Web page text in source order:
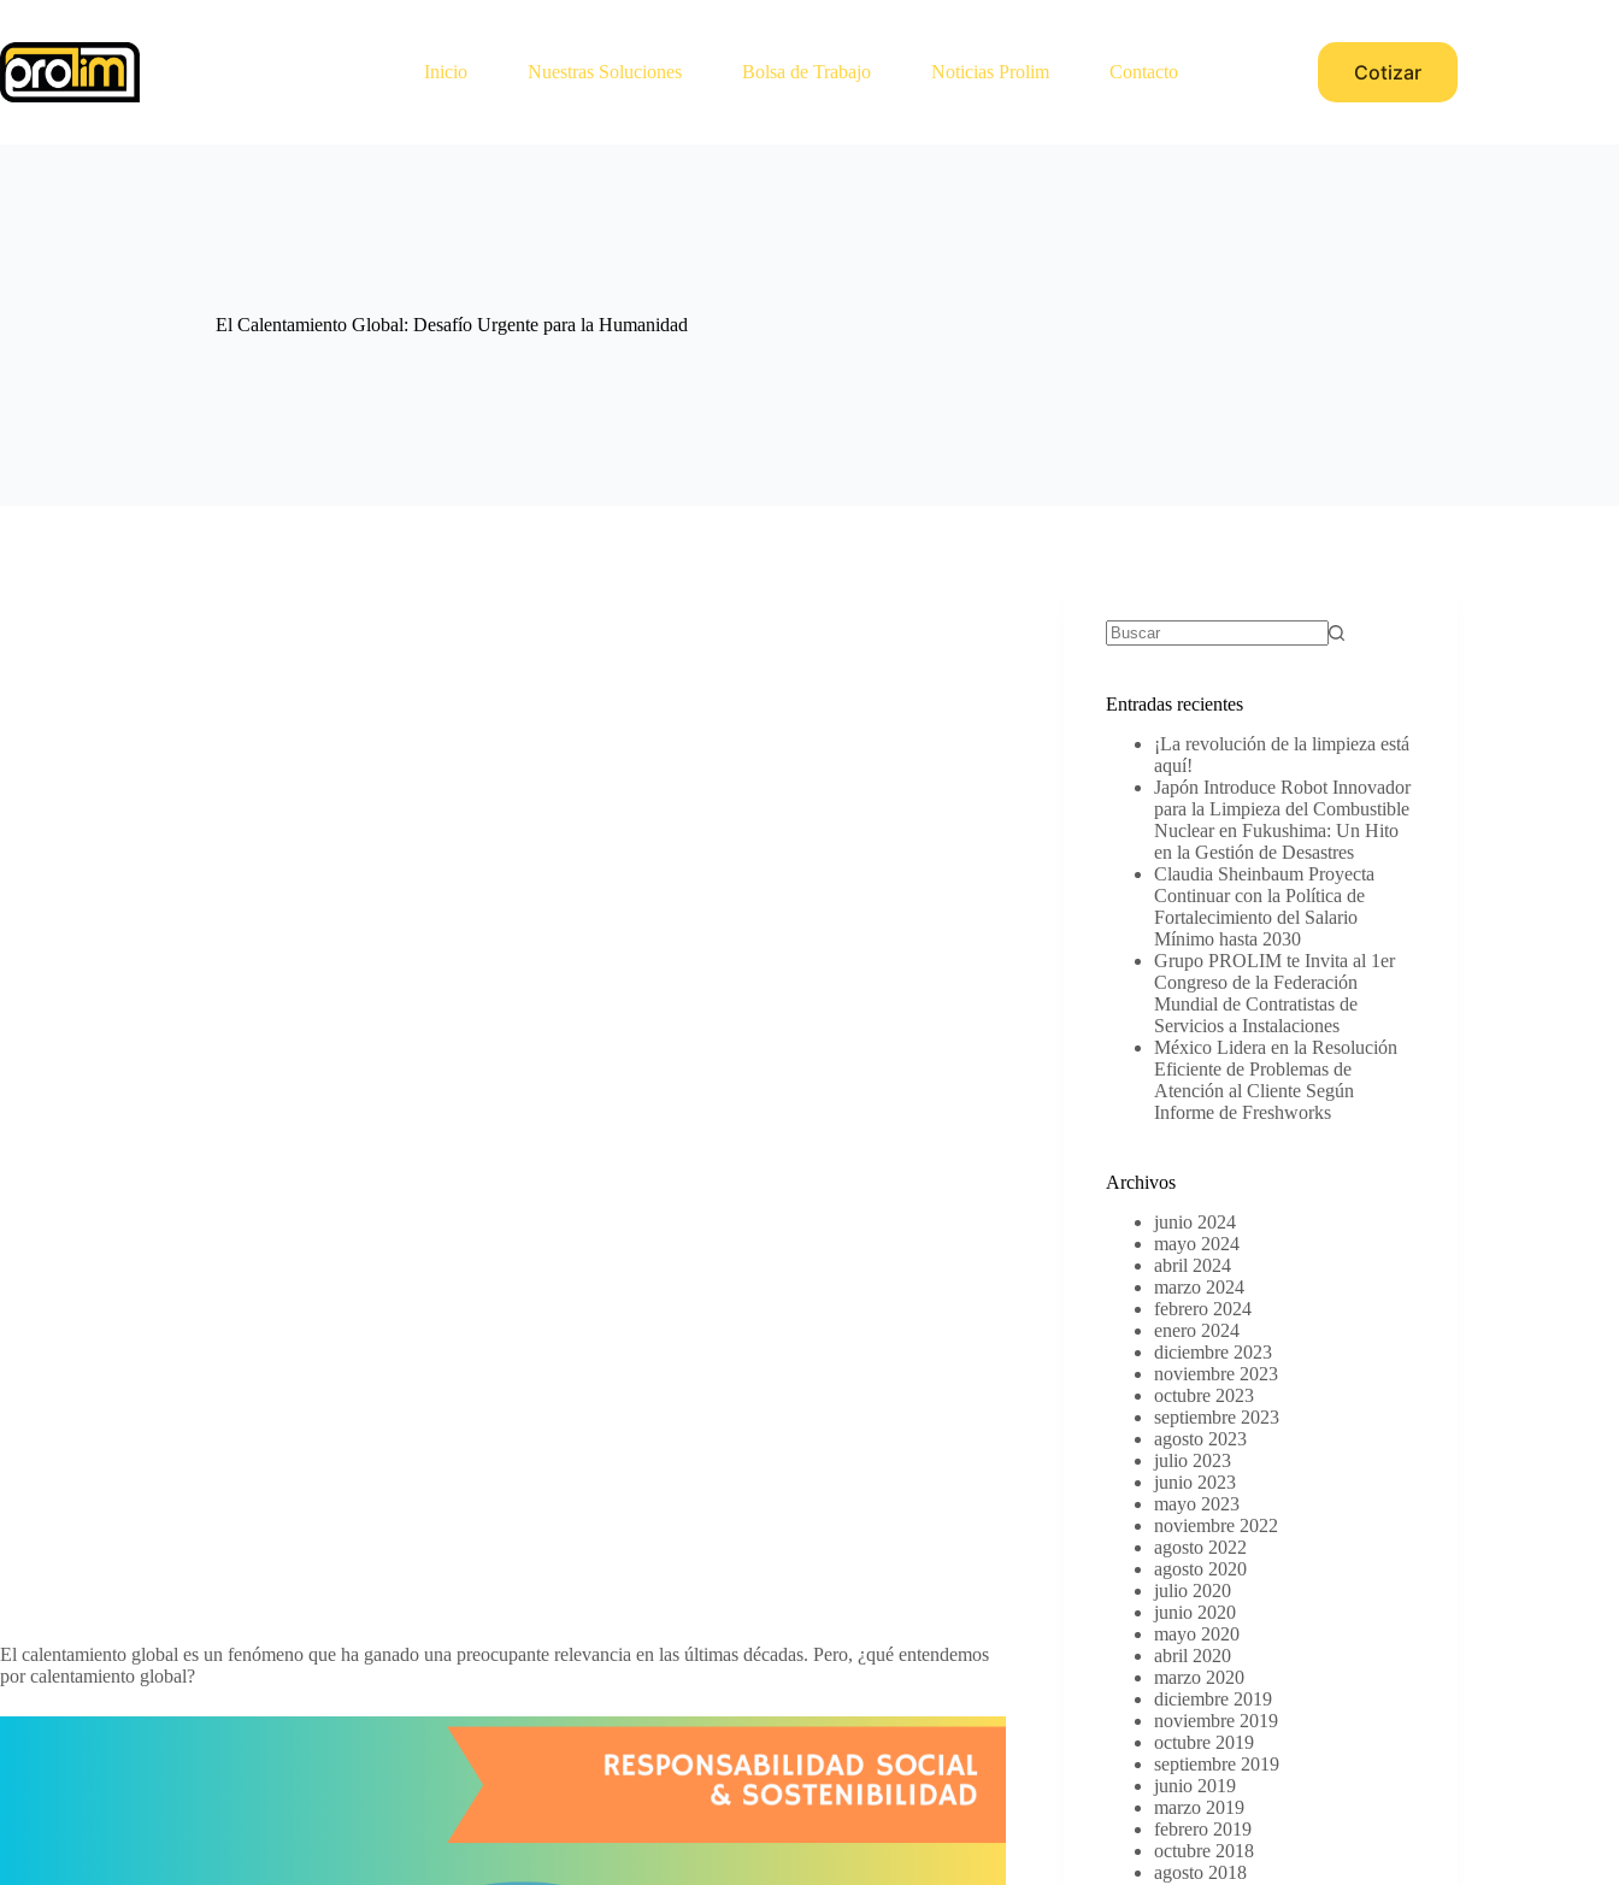
contenido
Inicio
Nuestras Soluciones Bolsa de Trabajo Noticias Prolim Contacto Cotizar
El Calentamiento Global: Desafío Urgente para la Humanidad
El calentamiento global es un fenómeno que ha ganado una preocupante relevancia en las últimas décadas. Pero, ¿qué entendemos
por calentamiento global?
Entradas recientes
¡La revolución de la limpieza está
aquí!
Japón Introduce Robot Innovador
para la Limpieza del Combustible
Nuclear en Fukushima: Un Hito
en la Gestión de Desastres
Claudia Sheinbaum Proyecta
Continuar con la Política de
Fortalecimiento del Salario
Mínimo hasta 2030
Grupo PROLIM te Invita al 1er
Congreso de la Federación
Mundial de Contratistas de
Servicios a Instalaciones
México Lidera en la Resolución
Eficiente de Problemas de
Atención al Cliente Según
Informe de Freshworks
Archivos
junio 2024
mayo 2024
abril 2024
marzo 2024
febrero 2024
enero 2024
diciembre 2023
noviembre 2023
octubre 2023
septiembre 2023
agosto 2023
julio 2023
junio 2023
mayo 2023
noviembre 2022
agosto 2022
agosto 2020
julio 2020
junio 2020
mayo 2020
abril 2020
marzo 2020
diciembre 2019
noviembre 2019
octubre 2019
septiembre 2019
junio 2019
marzo 2019
febrero 2019
octubre 2018
agosto 2018